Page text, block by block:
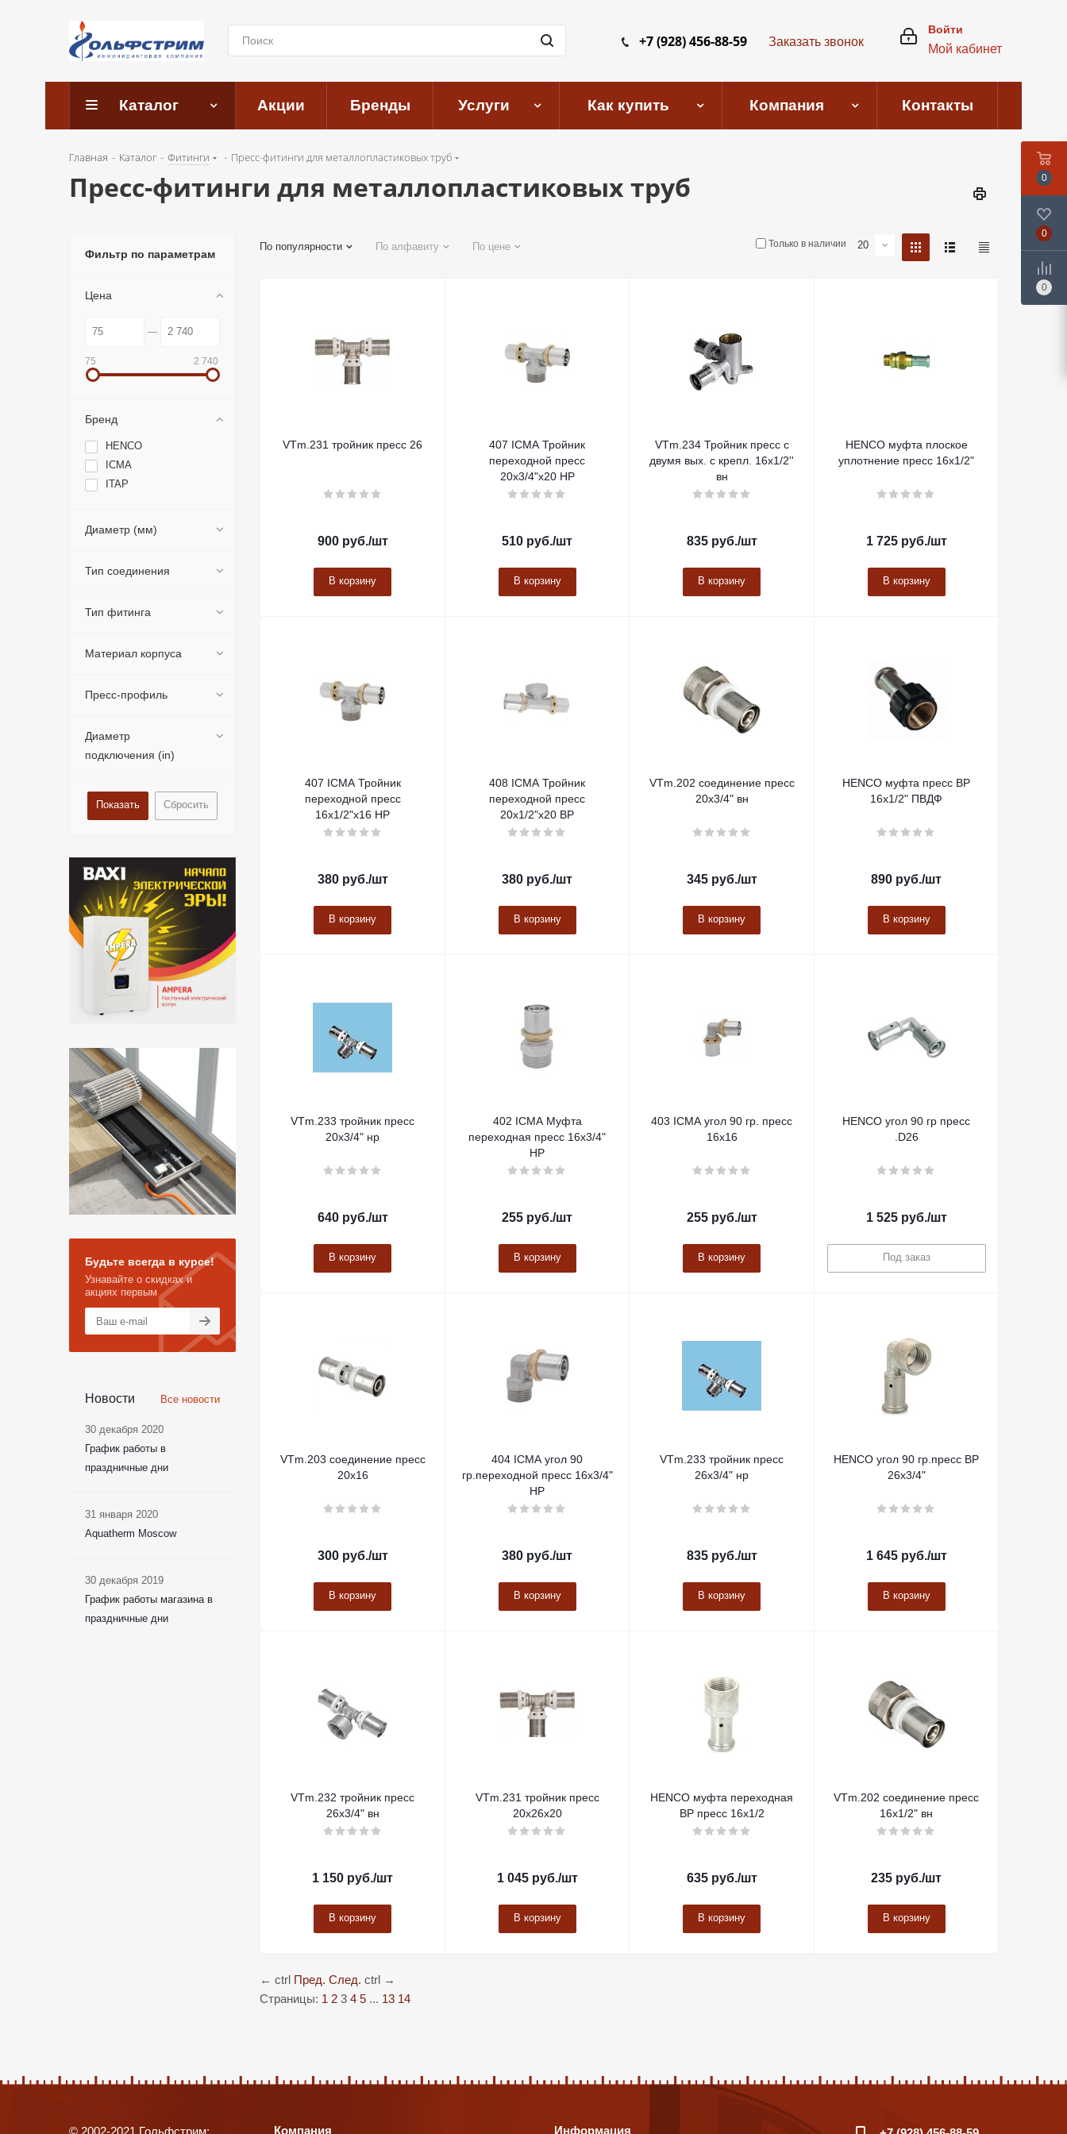
Войти
Мой кабинет
+7 (928) 456-88-59 Заказать звонок
Каталог Акции Бренды Услуги Как купить Компания Контакты
Главная - Каталог - Фитинги - Пресс-фитинги для металлопластиковых труб
Пресс-фитинги для металлопластиковых труб
По популярности По алфавиту По цене 20
Только в наличии
VTm.231 тройник пресс 26
900руб./шт
В корзину
407 ICMA Тройник
переходной пресс
20х3/4"х20 НР
510 руб./шт
В корзину
VTm.234 Тройник пресс с
двумя вых. с крепл. 16х1/2''
вн
835руб./шт
В корзину
HENCO муфта плоское
уплотнение пресс 16х1/2"
1 725руб./шт
В корзину
407 ICMA Тройник
переходной пресс
16х1/2"х16 НР
380руб./шт
В корзину
408 ICMA Тройник
переходной пресс
20х1/2"х20 ВР
380 руб./шт
В корзину
VTm.202 соединение пресс
20х3/4" вн
345руб./шт
В корзину
HENCO муфта пресс ВР
16х1/2" ПВДФ
890 руб./шт
В корзину
VTm.233 тройник пресс
20х3/4" нр
640руб./шт
В корзину
402 ICMA Муфта
переходная пресс 16х3/4"
НР
255 руб./шт
В корзину
403 ICMA угол 90 гр. пресс
16х16
255руб./шт
В корзину
HENCO угол 90 гр пресс
.D26
1 525руб./шт
Под заказ
VTm.203 соединение пресс
20х16
300руб./шт
В корзину
404 ICMA угол 90
гр.переходной пресс 16х3/4"
НР
380 руб./шт
В корзину
VTm.233 тройник пресс
26х3/4" нр
835руб./шт
В корзину
HENCO угол 90 гр.пресс ВР
26х3/4"
1 645руб./шт
В корзину
VTm.232 тройник пресс
26х3/4" вн
1 150 руб./шт
В корзину
VTm.231 тройник пресс
20х26х20
1 045руб./шт
В корзину
HENCO муфта переходная
ВР пресс 16х1/2
635руб./шт
В корзину
VTm.202 соединение пресс
16х1/2" вн
235 руб./шт
В корзину
← ctrl Пред. След. ctrl →
Страницы: 1 2 3 4 5 ... 13 14
Фильтр по параметрам
Цена
75 2 740
Бренд
HENCO
ICMA
ITAP
Диаметр (мм)
Тип соединения
Тип фитинга
Материал корпуса
Пресс-профиль
Диаметр
подключения (in)
Сбросить
Будьте всегда в курсе!
Узнавайте о скидках и
акциях первым
Новости Все новости
30 декабря 2020
График работы в
праздничные дни
31 января 2020
Aquatherm Moscow
30 декабря 2019
График работы магазина в
праздничные дни
© 2002-2021 Гольфстрим: Компания Информация
0
0
0